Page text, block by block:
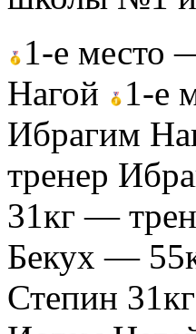
1-е место
Нагой
1-е
Ибрагим
тренер
31кг —
Бекух —
Степин